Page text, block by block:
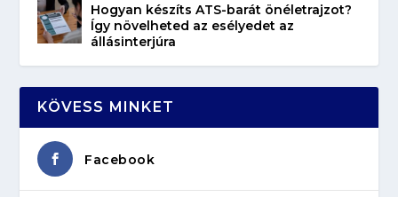
Hogyan készíts ATS-barát önéletrajzot?
Így növelheted az esélyedet az
állásinterjúra
KÖVESS MINKET
Facebook